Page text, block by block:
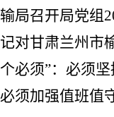
输局召开局党组
记对甘肃兰州市
个必须”：必须
必须加强值班值